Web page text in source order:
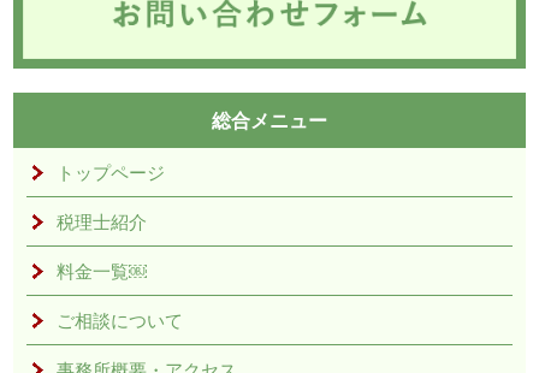
総合メニュー
トップページ
税理士紹介
料金一覧￼
ご相談について